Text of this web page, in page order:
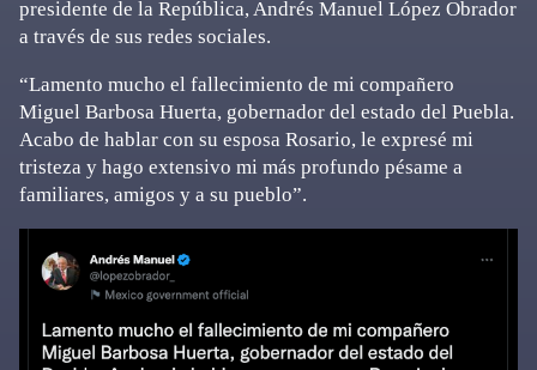
presidente de la República, Andrés Manuel López Obrador
a través de sus redes sociales.
“Lamento mucho el fallecimiento de mi compañero
Miguel Barbosa Huerta, gobernador del estado del Puebla.
Acabo de hablar con su esposa Rosario, le expresé mi
tristeza y hago extensivo mi más profundo pésame a
familiares, amigos y a su pueblo”.